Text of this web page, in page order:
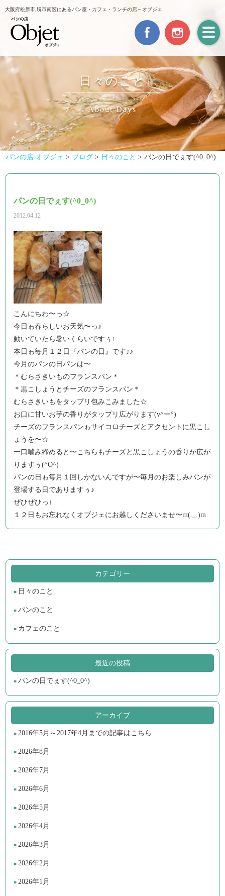
大阪府松原市,堺市南区にあるパン屋・カフェ・ランチの店～オブジェ
日々のこと
About Days
パンの店 オブジェ > ブログ > 日々のこと >パンの日でぇす(^0_0^)
パンの日でぇす(^0_0^)
2012.04.12
こんにちわ〜っ☆
今日ゎ春らしいお天気〜っ♪
動いていたら暑いくらいですぅ↑
本日ゎ毎月１２日『パンの日』です♪♪
今月のパンの日パンは〜
＊むらさきいものフランスパン＊
＊黒こしょうとチーズのフランスパン＊
むらさきいもをタップリ包みこみました☆
お口に甘いお芋の香りがタップリ広がります(v^ー°)
チーズのフランスパンゎサイコロチーズとアクセントに黒こし
ょうを〜☆
一口噛み締めると〜こちらもチーズと黒こしょうの香りが広が
りますぅ(^O^)
パンの日ゎ毎月１回しかないんですが〜毎月のお楽しみパンが
登場する日でありますぅ♪
ぜひぜひっ↑
１２日もお忘れなくオブジェにお越しくださいませ〜m(._.)m
カテゴリー
日々のこと
パンのこと
カフェのこと
最近の投稿
パンの日でぇす(^0_0^)
アーカイブ
2016年5月～2017年4月までの記事はこちら
2026年8月
2026年7月
2026年6月
2026年5月
2026年4月
2026年3月
2026年2月
2026年1月